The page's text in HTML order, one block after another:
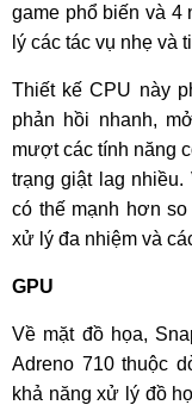
game phổ biến và 4
lý các tác vụ nhẹ và
Thiết kế CPU này
phản hồi nhanh,
mượt các tính năng
trạng giật lag
có thế mạnh hơn
xử lý đa nhiệm và
GPU
Về mặt đồ họa,
Adreno 710 thuộc
khả năng xử lý đồ